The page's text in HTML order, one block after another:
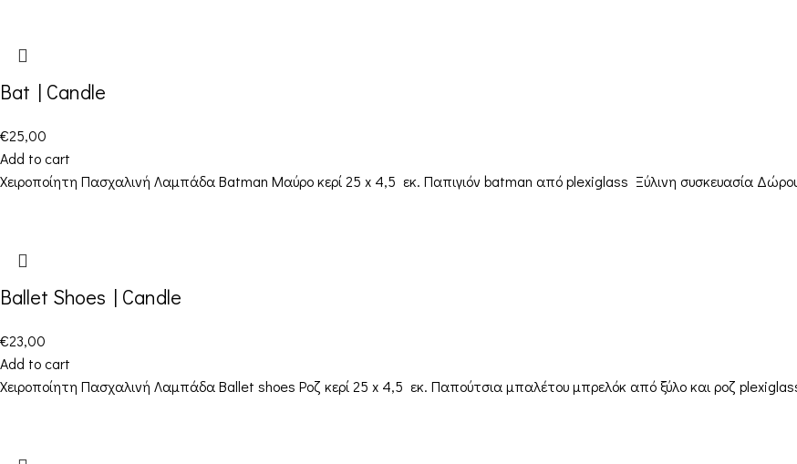
Bat | Candle
€25,00
Add to cart
Χειροποίητη Πασχαλινή Λαμπάδα Batman Μαύρο κερί 25 x 4,5 εκ. Παπιγιόν batman από plexiglass Ξύλινη συσκευασία
Ballet Shoes | Candle
€23,00
Add to cart
Χειροποίητη Πασχαλινή Λαμπάδα Ballet shoes Ροζ κερί 25 x 4,5 εκ. Παπούτσια μπαλέτου μπρελόκ από ξύλο και ροζ